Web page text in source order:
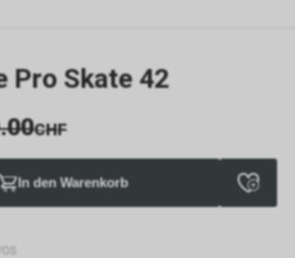
Pro Skate 42
CHF
In den Warenkorb